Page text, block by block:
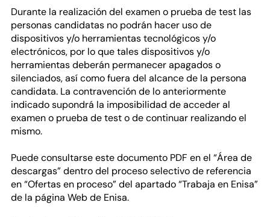
Durante la realización del examen o prueba de test las
personas candidatas no podrán hacer uso de
dispositivos y/o herramientas tecnológicos y/o
electrónicos, por lo que tales dispositivos y/o
herramientas deberán permanecer apagados o
silenciados, así como fuera del alcance de la persona
candidata. La contravención de lo anteriormente
indicado supondrá la imposibilidad de acceder al
examen o prueba de test o de continuar realizando el
mismo.
Puede consultarse este documento PDF en el “Área de
descargas” dentro del proceso selectivo de referencia
en “Ofertas en proceso” del apartado “Trabaja en Enisa”
de la página Web de Enisa.